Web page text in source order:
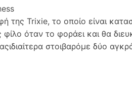
της Trixie, το οποίο είναι
όταν το φοράει και θα
στοιβαρόμε δύο